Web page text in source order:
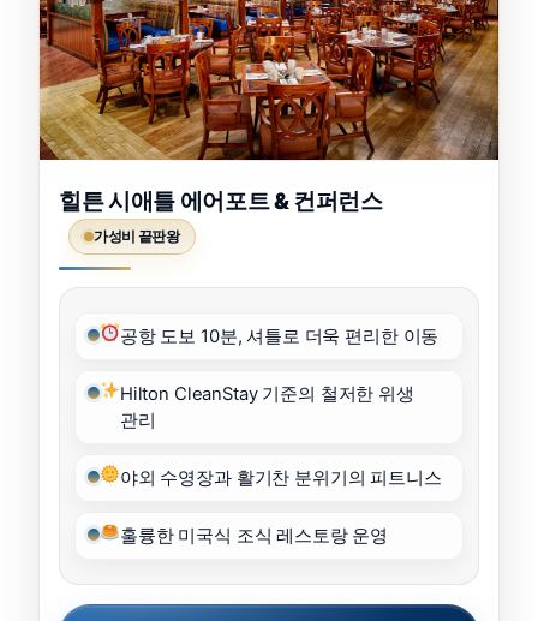
힐튼 시애틀 에어포트 & 컨퍼런스
가성비 끝판왕
공항 도보 10분, 셔틀로 더욱 편리한 이동
Hilton CleanStay 기준의 철저한 위생
관리
야외 수영장과 활기찬 분위기의 피트니스
훌륭한 미국식 조식 레스토랑 운영